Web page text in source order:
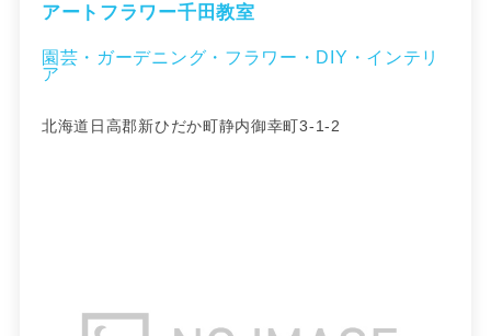
アートフラワー千田教室
園芸・ガーデニング・フラワー・DIY・インテリ
ア
北海道日高郡新ひだか町静内御幸町3-1-2